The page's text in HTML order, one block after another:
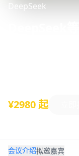
DeepSeek
¥2980 起
会议介绍拟邀嘉宾